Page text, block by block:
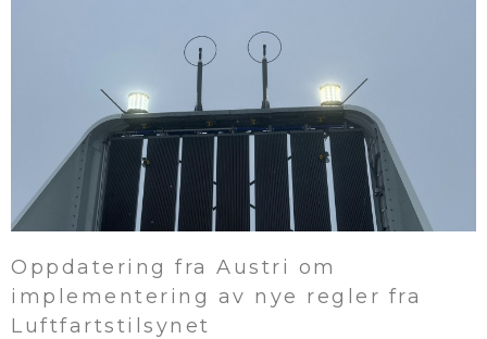
Oppdatering fra Austri om
implementering av nye regler fra
Luftfartstilsynet